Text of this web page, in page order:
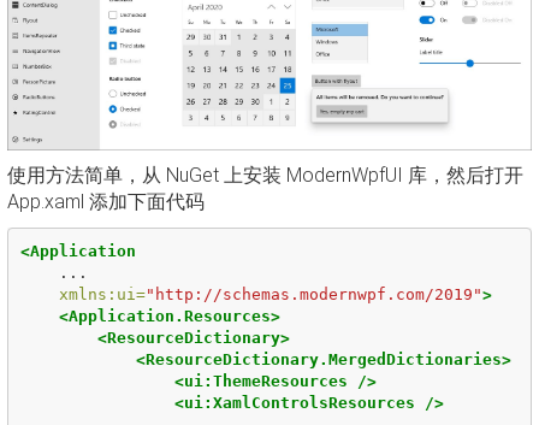
使用方法简单，从 NuGet 上安装 ModernWpfUI 库，然后打开
App.xaml 添加下面代码
<Application
...
xmlns:ui="http://schemas.modernwpf.com/2019">
<Application.Resources>
<ResourceDictionary>
<ResourceDictionary.MergedDictionaries>
<ui:ThemeResources
/>
<ui:XamlControlsResources
/>